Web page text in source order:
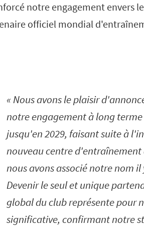
notre engagement envers
officiel mondial
Nous avons le plaisir
notre engagement à long terme
jusqu'en 2029, faisant suite à
nouveau centre d'entraînement
nous avons associé notre nom il
Devenir le seul et unique
global du club représente pour
significative, confirmant notre